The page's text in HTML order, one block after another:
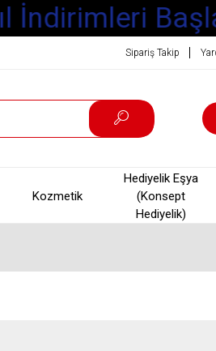
Sipariş Takip
Kozmetik
Hediyelik Eşya
(Konsept
Hediyelik)